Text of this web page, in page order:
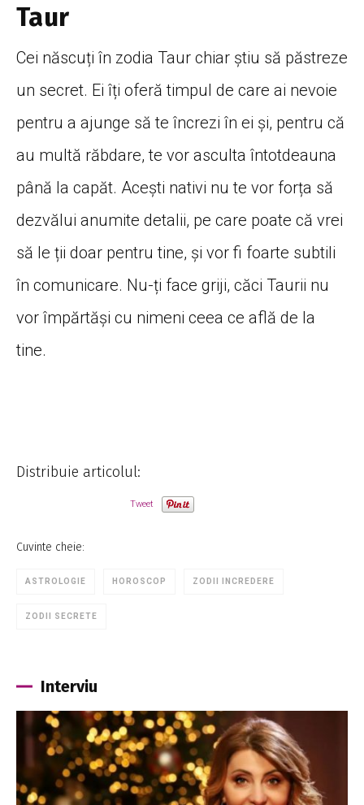
Taur
Cei născuți în zodia Taur chiar știu să păstreze
un secret. Ei îți oferă timpul de care ai nevoie
pentru a ajunge să te încrezi în ei și, pentru că
au multă răbdare, te vor asculta întotdeauna
până la capăt. Acești nativi nu te vor forța să
dezvălui anumite detalii, pe care poate că vrei
să le ții doar pentru tine, și vor fi foarte subtili
în comunicare. Nu-ți face griji, căci Taurii nu
vor împărtăși cu nimeni ceea ce află de la
tine.
Distribuie articolul:
Tweet
Cuvinte cheie:
ASTROLOGIE HOROSCOP ZODII INCREDERE
ZODII SECRETE
Interviu